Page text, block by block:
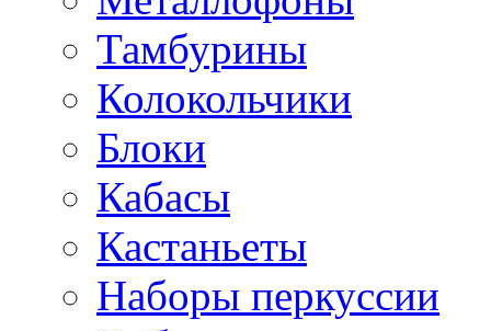
Тамбурины
Колокольчики
Блоки
Кабасы
Кастаньеты
Наборы перкуссии